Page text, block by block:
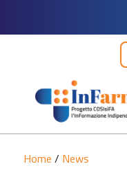
Home / News